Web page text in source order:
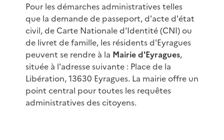
Pour les démarches administratives telles
que la demande de passeport, d'acte d'état
civil, de Carte Nationale d'Identité (CNI) ou
de livret de famille, les résidents d'Eyragues
peuvent se rendre à la Mairie d'Eyragues,
située à l'adresse suivante : Place de la
Libération, 13630 Eyragues. La mairie offre un
point central pour toutes les requêtes
administratives des citoyens.